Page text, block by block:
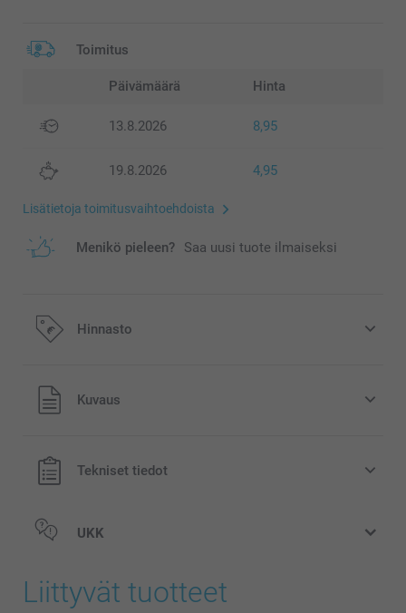
Toimitus
Päivämäärä Hinta
13.8.2026 8,95
19.8.2026 4,95
Lisätietoja toimitusvaihtoehdoista
Menikö pieleen? Saa uusi tuote ilmaiseksi
Hinnasto
Kaikki hinnat ovat euroina, sisältävät arvonlisäveron ja
eivät sisällä postikuluja.
Kuvaus
Tekniset tiedot
UKK
Liittyvät tuotteet